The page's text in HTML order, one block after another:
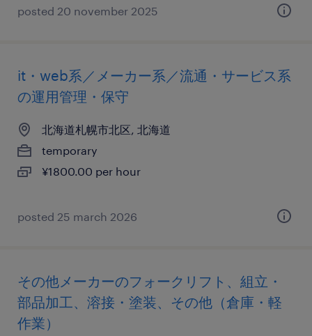
posted 20 november 2025
it・web系／メーカー系／流通・サービス系
の運用管理・保守
北海道札幌市北区, 北海道
temporary
¥1800.00 per hour
posted 25 march 2026
その他メーカーのフォークリフト、組立・
部品加工、溶接・塗装、その他（倉庫・軽
作業）